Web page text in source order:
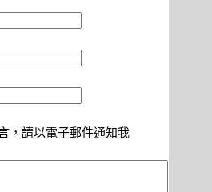
，請以電子郵件通知我